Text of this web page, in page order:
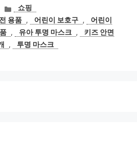
카
테
고
리
쇼핑
용품 , 어린이 보호구 ,
어린이
, 유아 투명 마스크 ,
키즈 안면
, 투명 마스크